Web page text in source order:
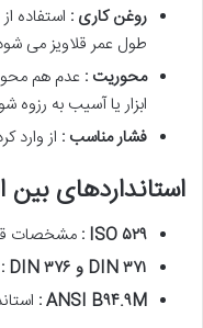
روغن کاری : استفاده
طول عمر قلاویز می
محوریت : عدم هم
ابزار یا آسیب به رزوه
فشار مناسب : از وارد
استانداردهای بین
ISO ۵۲۹ :مشخصات
DIN۳۷۱ و ۳۷۶ :
ANSI B۹۴.۹M
: